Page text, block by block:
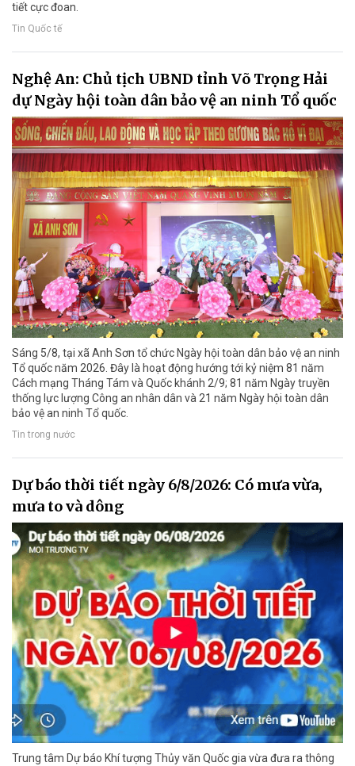
tiết cực đoan.
Tin Quốc tế
Nghệ An: Chủ tịch UBND tỉnh Võ Trọng Hải
dự Ngày hội toàn dân bảo vệ an ninh Tổ quốc
Sáng 5/8, tại xã Anh Sơn tổ chức Ngày hội toàn dân bảo vệ an ninh
Tổ quốc năm 2026. Đây là hoạt động hướng tới kỷ niệm 81 năm
Cách mạng Tháng Tám và Quốc khánh 2/9; 81 năm Ngày truyền
thống lực lượng Công an nhân dân và 21 năm Ngày hội toàn dân
bảo vệ an ninh Tổ quốc.
Tin trong nước
Dự báo thời tiết ngày 6/8/2026: Có mưa vừa,
mưa to và dông
Trung tâm Dự báo Khí tượng Thủy văn Quốc gia vừa đưa ra thông